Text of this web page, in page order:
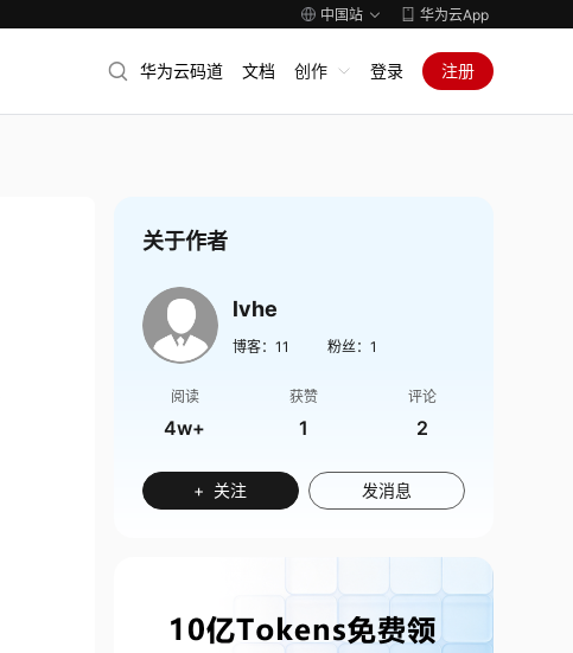
中国站 华为云App
华为云码道 文档 创作 登录 注册
关于作者
lvhe
博客： 11 粉丝： 1
阅读
4w+
获赞
1
评论
2
+ 关注 发消息